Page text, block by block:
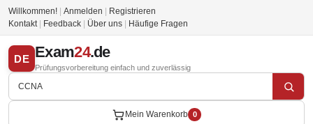
Willkommen! Anmelden
Registrieren
Kontakt
Feedback Über uns Häufige Fragen
DE Exam24.de
Prüfungsvorbereitung einfach und zuverlässig
Mein Warenkorb 0